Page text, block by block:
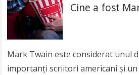
Cine a fost
Mark Twain este considerat unul
importanți scriitori americani și